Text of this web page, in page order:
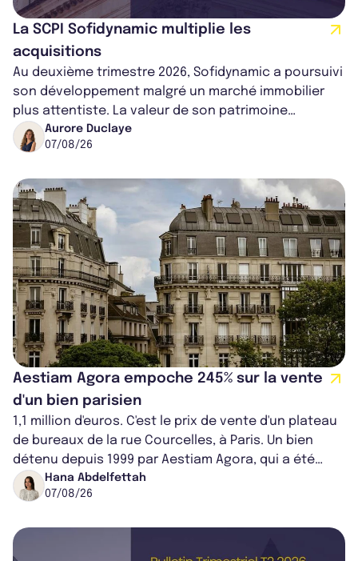
La SCPI Sofidynamic multiplie les
acquisitions
Au deuxième trimestre 2026, Sofidynamic a poursuivi
son développement malgré un marché immobilier
plus attentiste. La valeur de son patrimoine
progresse de 3,8% à périmètre constan...
Aurore Duclaye
07/08/26
Aestiam Agora empoche 245% sur la vente
d'un bien parisien
1,1 million d'euros. C'est le prix de vente d'un plateau
de bureaux de la rue Courcelles, à Paris. Un bien
détenu depuis 1999 par Aestiam Agora, qui a été
cédé avec une plus-value...
Hana Abdelfettah
07/08/26